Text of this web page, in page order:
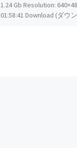
1.24 Gb Resolution:
01:58:41 Download (ダウ